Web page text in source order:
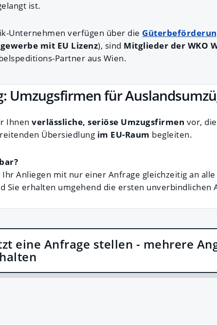
ist.
Unternehmen verfügen über die
mit EU Lizenz), sind Mitglieder der WKO
Partner aus Wien.
Umzugsfirmen für
Ihnen verlässliche, seriöse Umzugsfirmen vor,
Übersiedlung im EU-Raum begleiten.
Ihr Anliegen mit nur einer Anfrage gleichzeitig an
Sie erhalten umgehend die ersten unverbindlichen
eine Anfrage stellen - mehrere